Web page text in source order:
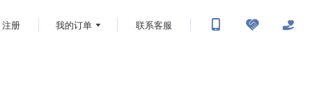
注册 我的订单 联系客服